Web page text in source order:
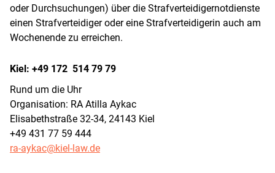
oder Durchsuchungen) über die Strafverteidigernotdienste
einen Strafverteidiger oder eine Strafverteidigerin auch am
Wochenende zu erreichen.
Kiel: +49 172 514 79 79
Rund um die Uhr
Organisation: RA Atilla Aykac
Elisabethstraße 32-34, 24143 Kiel
+49 431 77 59 444
ra-aykac@kiel-law.de